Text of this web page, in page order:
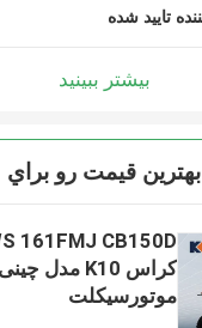
تایید شده
بیشتر ببینید
بهترين قيمت رو براي
موتورسیکلت